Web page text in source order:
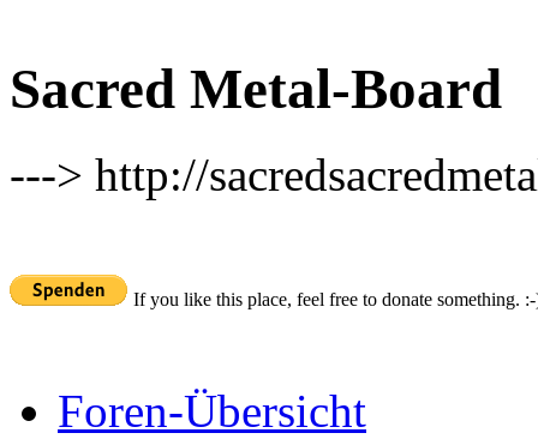
Sacred Metal-Board
---> http://
If you like this place, feel free to donate something.
Foren-Übersicht